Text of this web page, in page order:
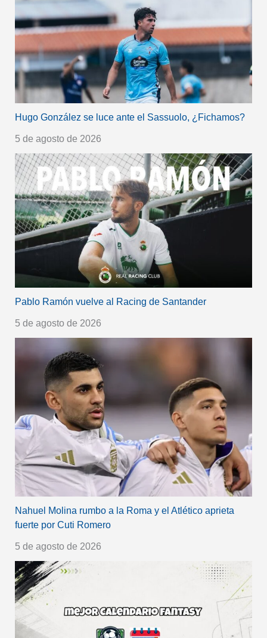
Hugo González se luce ante el Sassuolo, ¿Fichamos?
5 de agosto de 2026
Pablo Ramón vuelve al Racing de Santander
5 de agosto de 2026
Nahuel Molina rumbo a la Roma y el Atlético aprieta
fuerte por Cuti Romero
5 de agosto de 2026